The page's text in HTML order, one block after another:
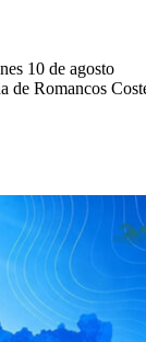
10 de agosto
de Romancos